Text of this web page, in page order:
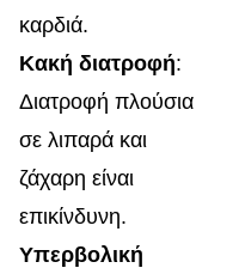
καρδιά.
Κακή διατροφή:
Διατροφή πλούσια
σε λιπαρά και
ζάχαρη είναι
επικίνδυνη.
Υπερβολική